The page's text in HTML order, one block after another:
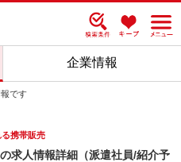
企業情報
です
携帯販売
求人情報詳細（派遣社員/紹介予